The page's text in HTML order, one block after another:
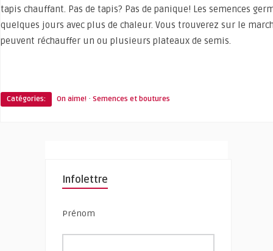
tapis chauffant. Pas de tapis? Pas de panique! Les semences
quelques jours avec plus de chaleur. Vous trouverez sur le
peuvent réchauffer un ou plusieurs plateaux de semis.
Catégories: On aime! · Semences et boutures
Infolettre
Prénom